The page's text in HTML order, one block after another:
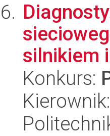
silnikiem
Konkurs: